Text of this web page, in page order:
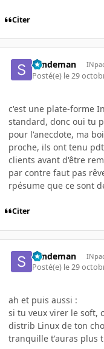
Citer
Sandeman
Posté(e) le 29
c'est une plate-forme
standard, donc oui tu
pour l'anecdote, ma
proche, ils ont tenu
clients avant d'être
par contre faut pas
rpésume que ce sont
Citer
Sandeman
Posté(e) le 29
ah et puis aussi :
si tu veux virer le soft,
distrib Linux de ton
tranquille t'auras plus